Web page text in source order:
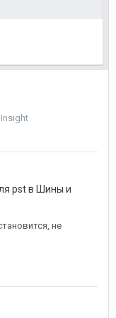
pstв Шины и
не